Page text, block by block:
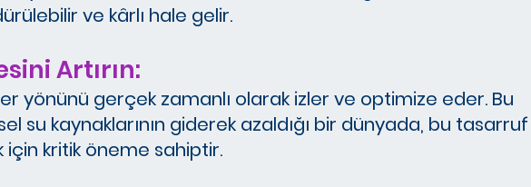
ve kârlı hale gelir.
Artırın:
yönünü gerçek zamanlı olarak izler ve optimize eder. Bu
su kaynaklarının giderek azaldığı bir dünyada, bu tasarruf
için kritik öneme sahiptir.